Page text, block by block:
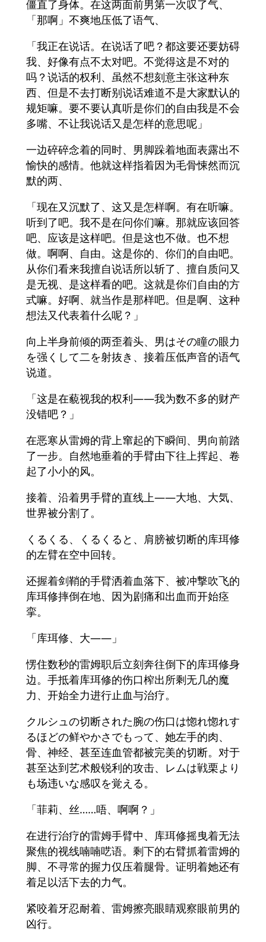
僵直了身体。在这两面前男第一次叹了气、
「那啊」不爽地压低了语气、
「我正在说话。在说话了吧？都这要还要妨碍
我、好像有点不太对吧。不觉得这是不对的
吗？说话的权利、虽然不想刻意主张这种东
西、但是不去打断别说话难道不是大家默认的
规矩嘛。要不要认真听是你们的自由我是不会
多嘴、不让我说话又是怎样的意思呢」
一边碎碎念着的同时、男脚跺着地面表露出不
愉快的感情。他就这样指着因为毛骨悚然而沉
默的两、
「现在又沉默了、这又是怎样啊。有在听嘛。
听到了吧。我不是在问你们嘛。那就应该回答
吧、应该是这样吧。但是这也不做。也不想
做。啊啊、自由。这是你的、你们的自由吧。
从你们看来我擅自说话所以斩了、擅自质问又
是无视、是这样看的吧。这就是你们自由的方
式嘛。好啊、就当作是那样吧。但是啊、这种
想法又代表着什么呢？」
向上半身前倾的两歪着头、男はその瞳の眼力
を强くして二を射抜き、接着压低声音的语气
说道。
「这是在藐视我的权利――我为数不多的财产
没错吧？」
在恶寒从雷姆的背上窜起的下瞬间、男向前踏
了一步。自然地垂着的手臂由下往上挥起、卷
起了小小的风。
接着、沿着男手臂的直线上――大地、大気、
世界被分割了。
くるくる、くるくると、肩膀被切断的库珥修
的左臂在空中回转。
还握着剑鞘的手臂洒着血落下、被冲撃吹飞的
库珥修摔倒在地、因为剧痛和出血而开始痉
挛。
「库珥修、大――」
愣住数秒的雷姆职后立刻奔往倒下的库珥修身
边。手抵着库珥修的伤口榨出所剩无几的魔
力、开始全力进行止血与治疗。
クルシュの切断された腕の伤口は惚れ惚れす
るほどの鲜やかさでもって、她左手的肉、
骨、神经、甚至连血管都被完美的切断。对于
甚至达到艺术般锐利的攻击、レムは戦栗より
も场违いな感叹を覚える。
「菲莉、丝……唔、啊啊？」
在进行治疗的雷姆手臂中、库珥修摇曳着无法
聚焦的视线喃喃呓语。剩下的右臂抓着雷姆的
脚、不寻常的握力仅压着腿骨。证明着她还有
着足以活下去的力气。
紧咬着牙忍耐着、雷姆擦亮眼睛观察眼前男的
凶行。